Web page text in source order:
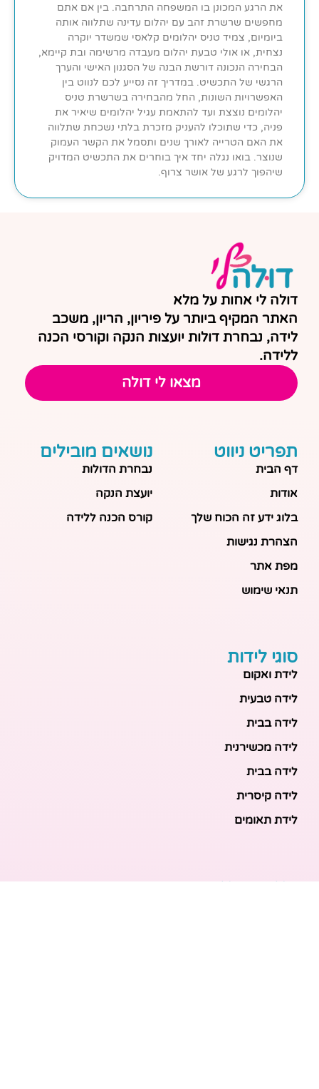
את הרגע המכונן בו המשפחה התרחבה. בין אם אתם
מחפשים שרשרת זהב עם יהלום עדינה שתלווה אותה
ביומיום, צמיד טניס יהלומים קלאסי שמשדר יוקרה
נצחית, או אולי טבעת יהלום מעבדה מרשימה ובת קיימא,
הבחירה הנכונה דורשת הבנה של הסגנון האישי והערך
הרגשי של התכשיט. במדריך זה נסייע לכם לנווט בין
האפשרויות השונות, החל מהבחירה בשרשרת טניס
יהלומים נוצצת ועד להתאמת עגיל יהלומים שיאיר את
פניה, כדי שתוכלו להעניק מזכרת בלתי נשכחת שתלווה
את האם הטרייה לאורך שנים ותסמל את הקשר העמוק
שנוצר. בואו נגלה יחד איך בוחרים את התכשיט המדויק
שיהפוך לרגע של אושר צרוף.
דולה לי אחות על מלא
האתר המקיף ביותר על פיריון, הריון, משכב
לידה, נבחרת דולות יועצות הנקה וקורסי הכנה
ללידה.
מצאו לי דולה
תפריט ניווט
דף הבית
אודות
בלוג ידע זה הכוח שלך
הצהרת נגישות
מפת אתר
תנאי שימוש
נושאים מובילים
נבחרת הדולות
יועצת הנקה
קורס הכנה ללידה
סוגי לידות
לידת ואקום
לידה טבעית
לידה בבית
לידה מכשירנית
לידה בבית
לידה קיסרית
לידת תאומים
מאמרים אחרונים